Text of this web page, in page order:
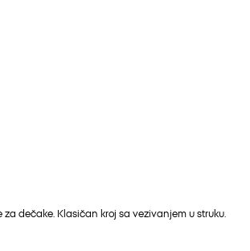
dečake. Klasičan kroj sa vezivanjem u struku.